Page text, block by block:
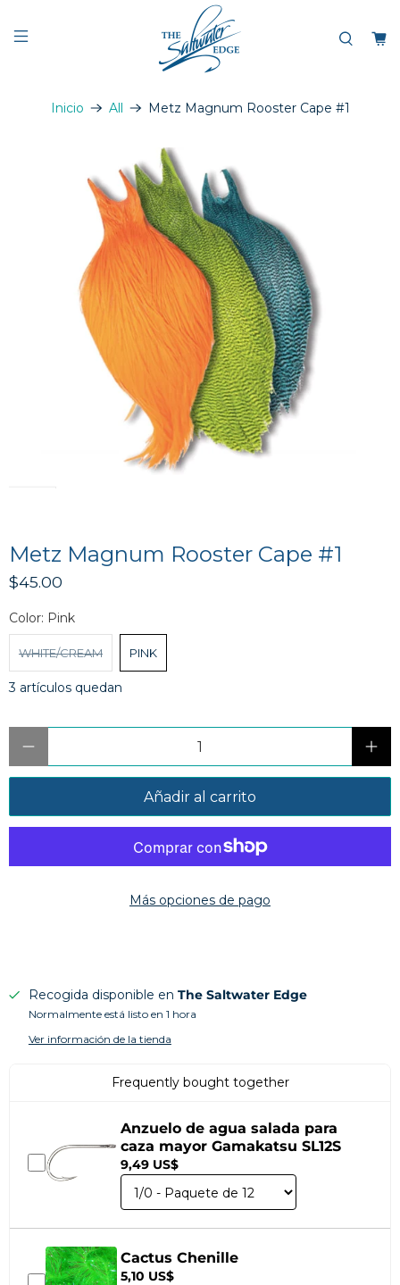
Inicio All Metz Magnum Rooster Cape #1
Metz Magnum Rooster Cape #1
$45.00
Color: Pink
WHITE/CREAM PINK
3 artículos quedan
Añadir al carrito
Más opciones de pago
Recogida disponible en The Saltwater Edge
Normalmente está listo en 1 hora
Ver información de la tienda
Frequently bought together
Anzuelo de agua salada para
caza mayor Gamakatsu SL12S
9,49 US$
Cactus Chenille
5,10 US$